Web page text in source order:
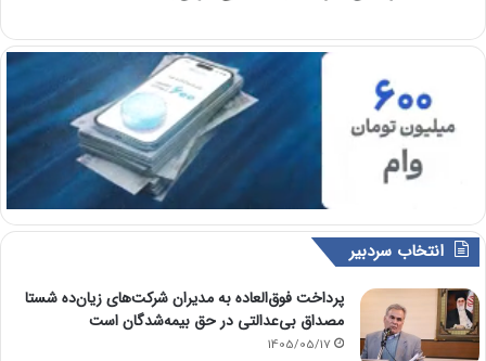
انتخاب سردبیر
پرداخت فوق‌العاده به مدیران شرکت‌های زیان‌ده شستا
مصداق بی‌عدالتی در حق بیمه‌شدگان است
1405/05/17